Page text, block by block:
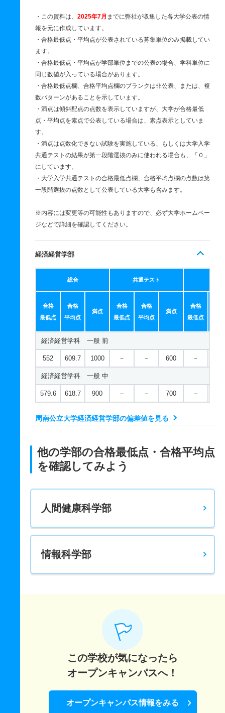
・この資料は、 2025年7月 までに弊社が収集した各大学公表の情
報を元に作成しています。
・合格最低点・平均点が公表されている募集単位のみ掲載してい
ます。
・合格最低点・平均点が学部単位までの公表の場合、学科単位に
同じ数値が入っている場合があります。
・合格最低点欄、合格平均点欄のブランクは非公表、または、複
数パターンがあることを示しています。
・満点は傾斜配点の点数を表示していますが、大学が合格最低
点・平均点を素点で公表している場合は、素点表示としていま
す。
・満点は点数化できない試験を実施している、もしくは大学入学
共通テストの結果が第一段階選抜のみに使われる場合も、「０」
にしています。
・大学入学共通テストの合格最低点欄、合格平均点欄の点数は第
一段階選抜の点数として公表している大学も含みます。
※内容には変更等の可能性もありますので、必ず大学ホームペー
ジなどで詳細を確認してください。
経済経営学部
総合 共通テスト
合格
最低点
合格
平均点
満点
合格
最低点
合格
平均点
満点
合格
最低点
経済経営学科 一般 前
552 609.7 1000 － － 600 －
経済経営学科 一般 中
579.6 618.7 900 － － 700 －
周南公立大学経済経営学部の偏差値を見る
他の学部の合格最低点・合格平均点
を確認してみよう
人間健康科学部
情報科学部
この学校が気になったら
オープンキャンパスへ！
オープンキャンパス情報をみる